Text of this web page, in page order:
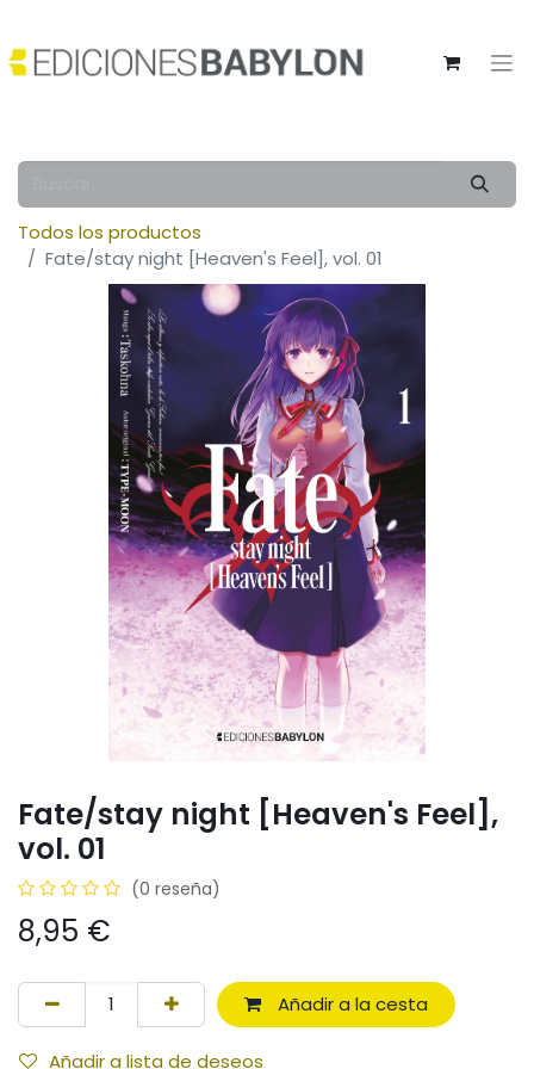
Todos los productos
Fate/stay night [Heaven's Feel], vol. 01
Fate/stay night [Heaven's Feel],
vol. 01
(0 reseña)
8,95 €
Añadir a la cesta
Añadir a lista de deseos